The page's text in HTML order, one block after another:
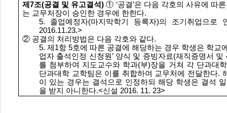
제 7조(공결 및 유고결석) ① ‘공결’은 다음 각호의 사유에 따
는 교무처장이 승인한 경우에 한한다.
5. 졸업예정자(마지막학기 등록자)의 조기취업으로
2016.11.23.>
② 공결의 처리방법은 다음 각호와 같다.
5.제 1항5호에 따른 공결에 해당하는 경우 학생은 학교
업자 출석인정 신청원 ’ 양식 및 증빙자료(재직증명서 및
를 첨부하여 지도교수와 학과(부)장을 거쳐 각 단과대
단과대학 교학팀은 이를 취합하여 교무처에 전달한다.
이 있는 경우는 결석으로 인정하되 해당 학생은 결석
을 받지 아니한다.<신설 2016. 11. 23>